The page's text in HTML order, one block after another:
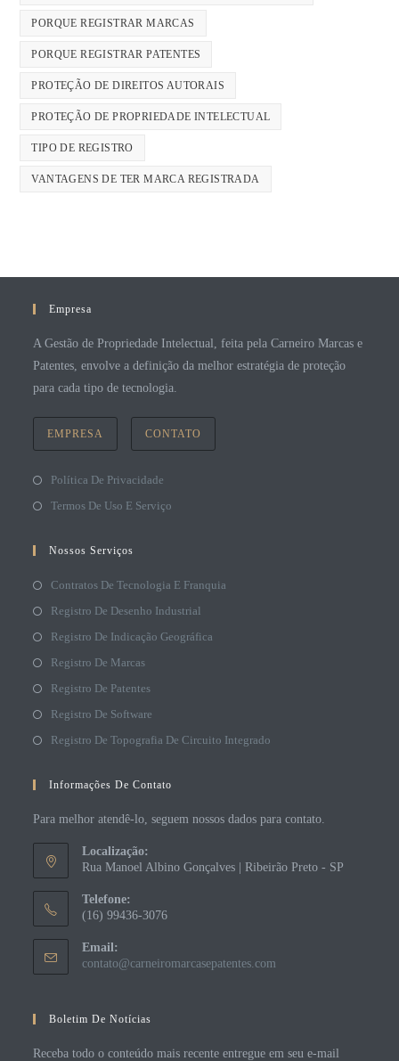
PORQUE REGISTRAR MARCAS
PORQUE REGISTRAR PATENTES
PROTEÇÃO DE DIREITOS AUTORAIS
PROTEÇÃO DE PROPRIEDADE INTELECTUAL
TIPO DE REGISTRO
VANTAGENS DE TER MARCA REGISTRADA
Empresa
A Gestão de Propriedade Intelectual, feita pela Carneiro Marcas e
Patentes, envolve a definição da melhor estratégia de proteção
para cada tipo de tecnologia.
EMPRESA CONTATO
Política De Privacidade
Termos De Uso E Serviço
Nossos Serviços
Contratos De Tecnologia E Franquia
Registro De Desenho Industrial
Registro De Indicação Geográfica
Registro De Marcas
Registro De Patentes
Registro De Software
Registro De Topografia De Circuito Integrado
Informações De Contato
Para melhor atendê-lo, seguem nossos dados para contato.
Localização:
Rua Manoel Albino Gonçalves | Ribeirão Preto - SP
Telefone:
(16) 99436-3076
Email:
contato@carneiromarcasepatentes.com
Boletim De Notícias
Receba todo o conteúdo mais recente entregue em seu e-mail